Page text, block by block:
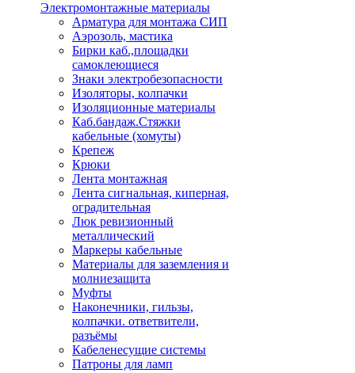
Электромонтажные материалы
Арматура для монтажа СИП
Аэрозоль, мастика
Бирки каб.,площадки
самоклеющиеся
Знаки электробезопасности
Изоляторы, колпачки
Изоляционные материалы
Каб.бандаж.Стяжки
кабельные (хомуты)
Крепеж
Крюки
Лента монтажная
Лента сигнальная, киперная,
оградительная
Люк ревизионный
металлический
Маркеры кабельные
Материалы для заземления и
молниезащита
Муфты
Наконечники, гильзы,
колпачки. ответвители,
разъёмы
Кабеленесущие системы
Патроны для ламп